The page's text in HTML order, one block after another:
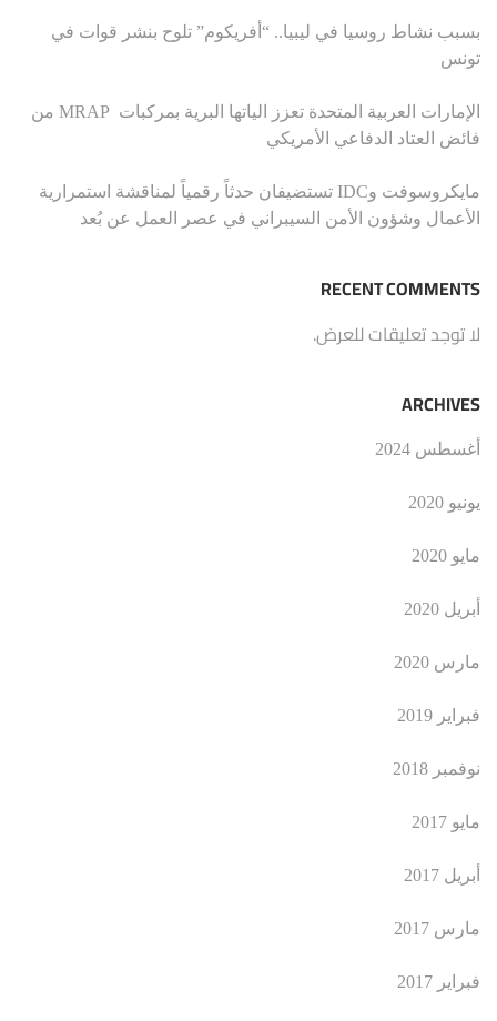
بسبب نشاط روسيا في ليبيا.. “أفريكوم” تلوح بنشر قوات في
تونس
الإمارات العربية المتحدة تعزز الياتها البرية بمركبات MRAP من
فائض العتاد الدفاعي الأمريكي
مايكروسوفت وIDC تستضيفان حدثاً رقمياً لمناقشة استمرارية
الأعمال وشؤون الأمن السيبراني في عصر العمل عن بُعد
RECENT COMMENTS
لا توجد تعليقات للعرض.
ARCHIVES
أغسطس 2024
يونيو 2020
مايو 2020
أبريل 2020
مارس 2020
فبراير 2019
نوفمبر 2018
مايو 2017
أبريل 2017
مارس 2017
فبراير 2017